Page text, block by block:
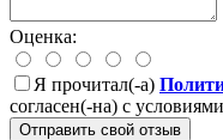
Оценка:
Я прочитал(-а)
согласен(-на) с условиями
Отправить свой отзыв